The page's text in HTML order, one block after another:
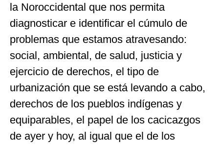
la Noroccidental que nos permita
diagnosticar e identificar el cúmulo de
problemas que estamos atravesando:
social, ambiental, de salud, justicia y
ejercicio de derechos, el tipo de
urbanización que se está levando a cabo,
derechos de los pueblos indígenas y
equiparables, el papel de los cacicazgos
de ayer y hoy, al igual que el de los